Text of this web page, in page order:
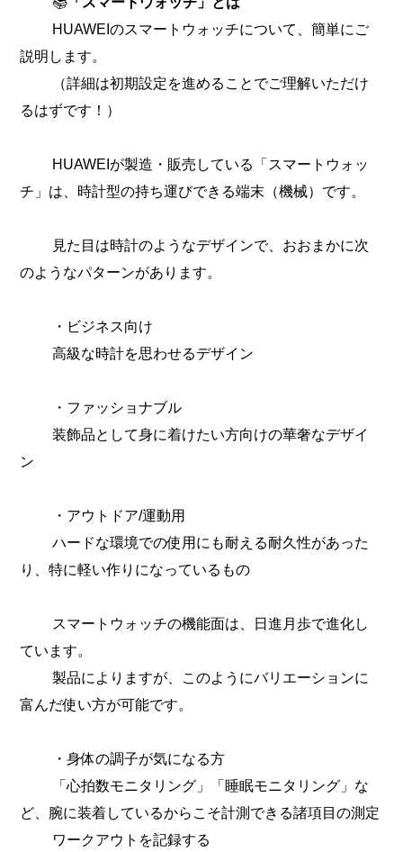
HUAWEIのスマートウォッチについて、簡単にご
説明します。
（詳細は初期設定を進めることでご理解いただけ
るはずです！）
HUAWEIが製造・販売している「スマートウォッ
チ」は、時計型の持ち運びできる端末（機械）です。
見た目は時計のようなデザインで、おおまかに次
のようなパターンがあります。
・ビジネス向け
高級な時計を思わせるデザイン
・ファッショナブル
装飾品として身に着けたい方向けの華奢なデザイ
ン
・アウトドア/運動用
ハードな環境での使用にも耐える耐久性があった
り、特に軽い作りになっているもの
スマートウォッチの機能面は、日進月歩で進化し
ています。
製品によりますが、このようにバリエーションに
富んだ使い方が可能です。
・身体の調子が気になる方
「心拍数モニタリング」「睡眠モニタリング」な
ど、腕に装着しているからこそ計測できる諸項目の測定
ワークアウトを記録する